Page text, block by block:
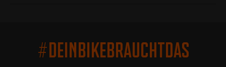
#DEINBIKEBRAUCHTDAS